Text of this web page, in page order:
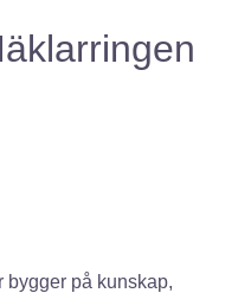
bygger på kunskap,